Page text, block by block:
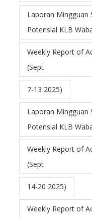
Laporan Mingguan
Potensial KLB
Weekly Report of
(Sept
7-13 2025)
Laporan Mingguan
Potensial KLB
Weekly Report of
(Sept
14-20 2025)
Weekly Report of